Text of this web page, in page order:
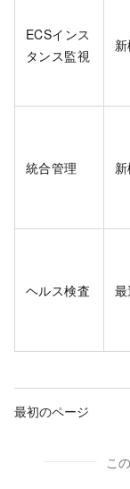
ECSインス
タンス監視
統合管理
ヘルス検査
最初のページ
こ